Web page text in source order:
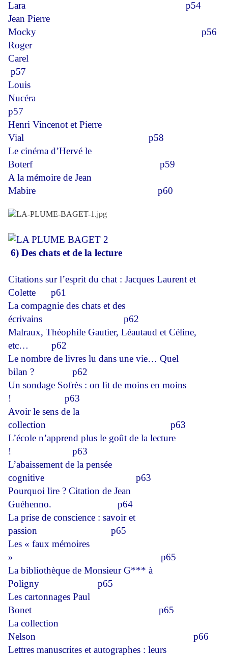
Lara
p54
Jean Pierre
Mocky
p56
Roger
Carel
p57
Louis
Nucéra
p57
Henri Vincenot et Pierre
Vial
p58
Le cinéma d’Hervé le
Boterf
p59
A la mémoire de Jean
Mabire
p60
6) Des chats et de la lecture
Citations sur l’esprit du chat : Jacques Laurent et
Colette
p61
La compagnie des chats et des
écrivains
p62
Malraux, Théophile Gautier, Léautaud et Céline,
etc…
p62
Le nombre de livres lu dans une vie… Quel
bilan ?
p62
Un sondage Sofrès : on lit de moins en moins
!
p63
Avoir le sens de la
collection
p63
L’école n’apprend plus le goût de la lecture
!
p63
L’abaissement de la pensée
cognitive
p63
Pourquoi lire ? Citation de Jean
Guéhenno.
p64
La prise de conscience : savoir et
passion
p65
Les « faux mémoires
»
p65
La bibliothèque de Monsieur G*** à
Poligny
p65
Les cartonnages Paul
Bonet
p65
La collection
Nelson
p66
Lettres manuscrites et autographes : leurs